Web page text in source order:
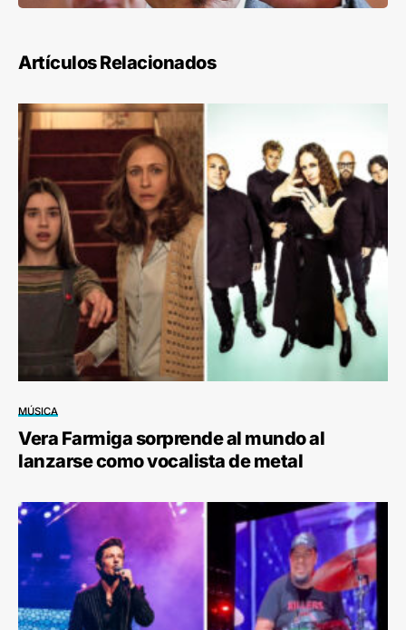
Artículos Relacionados
MÚSICA
Vera Farmiga sorprende al mundo al
lanzarse como vocalista de metal